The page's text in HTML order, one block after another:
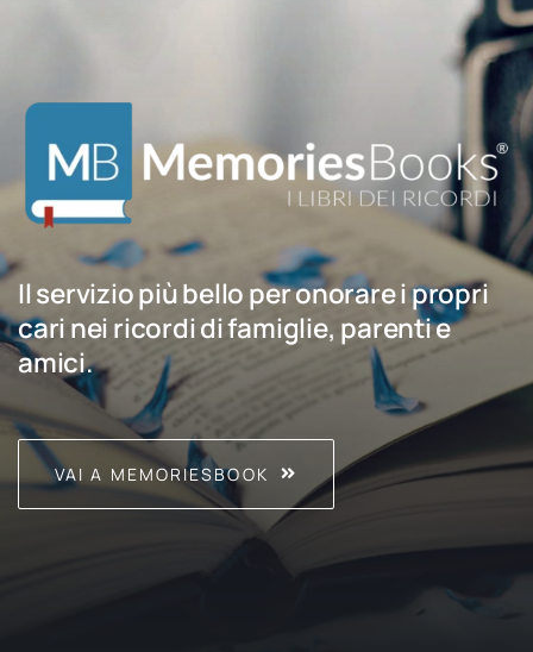
Il servizio più bello per onorare i propri
cari nei ricordi di famiglie, parenti e
amici.
VAI A MEMORIESBOOK